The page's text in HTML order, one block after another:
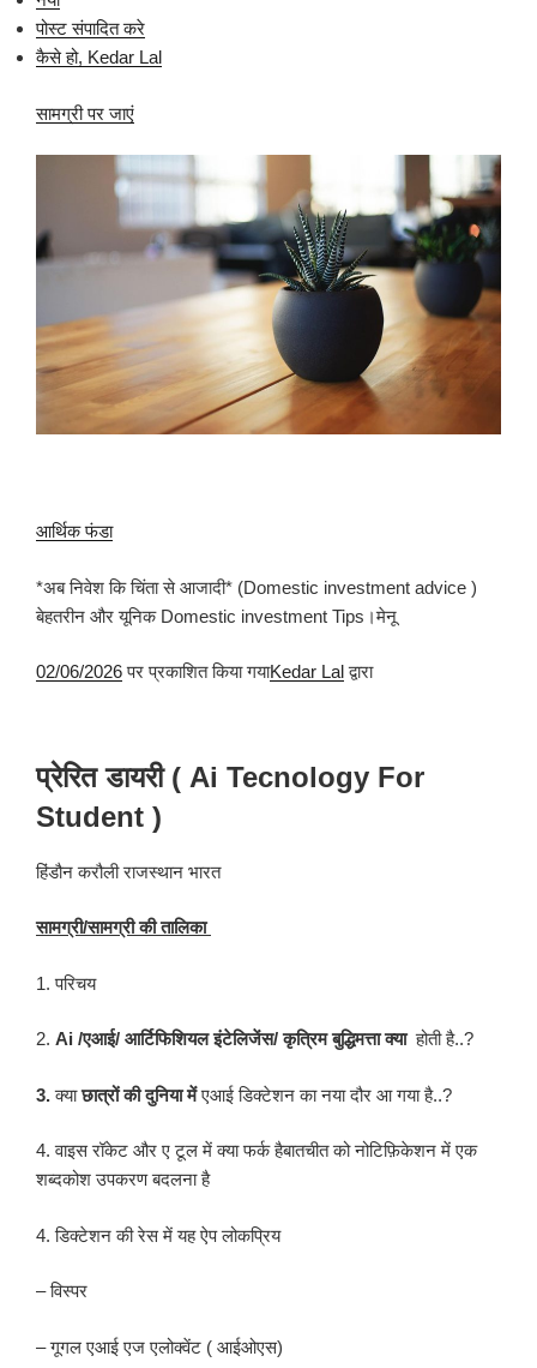
पोस्ट संपादित करे
कैसे हो, Kedar Lal
सामग्री पर जाएं
आर्थिक फंडा
*अब निवेश कि चिंता से आजादी* (Domestic investment advice )
बेहतरीन और यूनिक Domestic investment Tips।मेनू
02/06/2026पर प्रकाशित किया गयाKedar Lalद्वारा
प्रेरित डायरी ( Ai Tecnology For
Student )
हिंडौन करौली राजस्थान भारत
सामग्री/सामग्री की तालिका
1. परिचय
2. Ai /एआई/ आर्टिफिशियल इंटेलिजेंस/ कृत्रिम बुद्धिमत्ता क्या होती है..?
3.क्याछात्रों की दुनिया मेंएआई डिक्टेशन का नया दौर आ गया है..?
4. वाइस रॉकेट और ए टूल में क्या फर्क हैबातचीत को नोटिफ़िकेशन में एक
शब्दकोश उपकरण बदलना है
4. डिक्टेशन की रेस में यह ऐप लोकप्रिय
– विस्पर
– गूगल एआई एज एलोक्वेंट ( आईओएस)